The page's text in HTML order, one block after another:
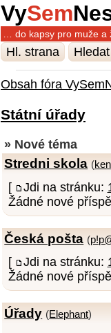
VySem
… do kapsy pro muže
Hl. strana Hledat
Obsah fóra
Státní úřady
» Nové téma
Stredni skola (
[ Jdi na stránku:
Žádné nové
Česká pošta (
[ Jdi na stránku:
Žádné nové
Úřady (Elephant)